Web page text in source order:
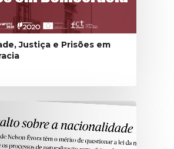
Justiça e Prisões em